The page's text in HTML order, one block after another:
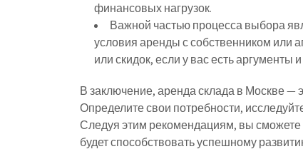
финансовых нагрузок.
Важной частью процесса выбора
условия аренды с собственником или
или скидок, если у вас есть аргументы
В заключение, аренда склада в Москве —
Определите свои потребности,
Следуя этим рекомендациям, вы
будет способствовать успешному